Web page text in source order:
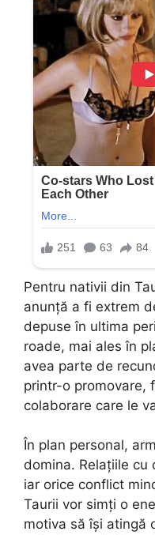
Pentru nativii din
anunță a fi extrem
depuse în ultima
roade, mai ales în
avea parte de
printr-o promovare,
colaborare care le
În plan personal,
domina. Relațiile cu
iar orice conflict
Taurii vor simți o
motiva să își atingă